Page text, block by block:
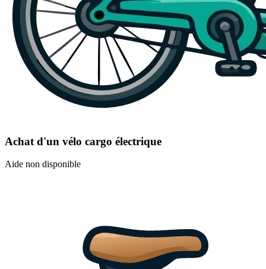
Achat d'un vélo cargo électrique
Aide non disponible